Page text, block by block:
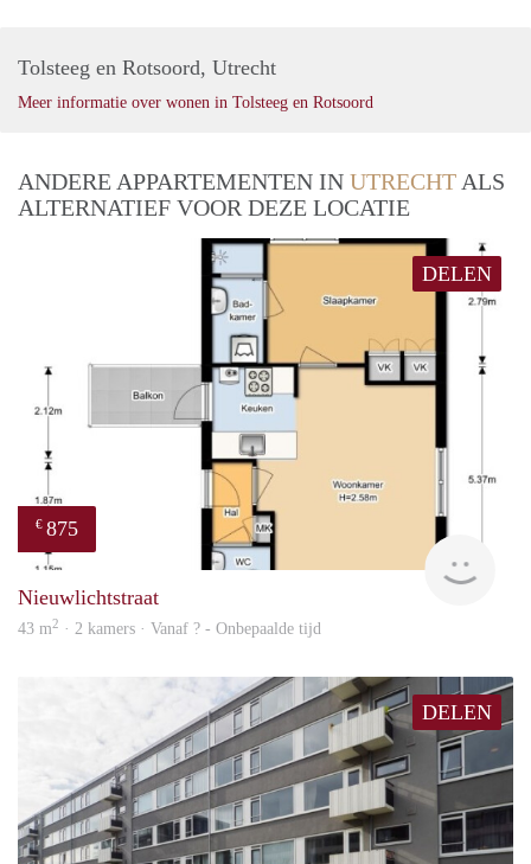
Tolsteeg en Rotsoord, Utrecht
Meer informatie over wonen in Tolsteeg en Rotsoord
ANDERE APPARTEMENTEN IN UTRECHT ALS
ALTERNATIEF VOOR DEZE LOCATIE
DELEN
€ 875
Nieuwlichtstraat
43 m2 · 2 kamers · Vanaf ? - Onbepaalde tijd
DELEN